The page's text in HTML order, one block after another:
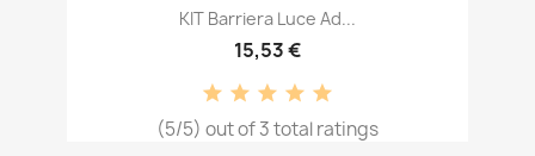
KIT Barriera Luce Ad...
15,53 €
(5/5) out of 3 total ratings